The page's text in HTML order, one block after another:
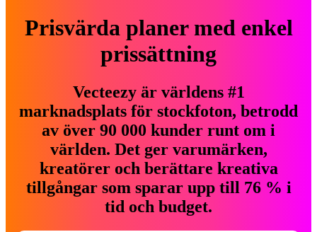
Prisvärda planer med enkel
prissättning
Vecteezy är världens #1
marknadsplats för stockfoton, betrodd
av över 90 000 kunder runt om i
världen. Det ger varumärken,
kreatörer och berättare kreativa
tillgångar som sparar upp till 76 % i
tid och budget.